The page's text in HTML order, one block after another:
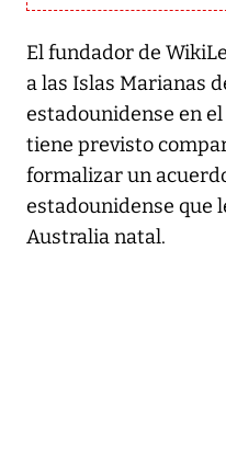
El fundador de
a las Islas Marianas
estadounidense en
tiene previsto
formalizar un
estadounidense que
Australia natal.